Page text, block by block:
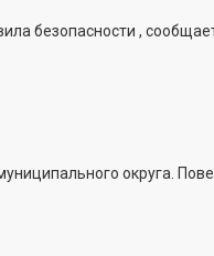
безопасности ,
округа.